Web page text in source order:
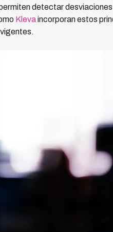
detectar
Klevaincorporan estos